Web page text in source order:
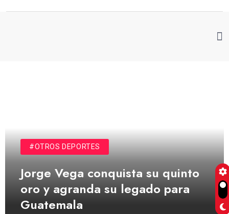
#OTROS DEPORTES
Jorge Vega conquista su quinto
oro y agranda su legado para
Guatemala